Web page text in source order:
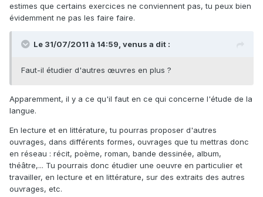
estimes que certains exercices ne conviennent pas, tu peux bien
évidemment ne pas les faire faire.
Le 31/07/2011 à 14:59, venus a dit :
Faut-il étudier d'autres œuvres en plus ?
Apparemment, il y a ce qu'il faut en ce qui concerne l'étude de la
langue.
En lecture et en littérature, tu pourras proposer d'autres
ouvrages, dans différents formes, ouvrages que tu mettras donc
en réseau : récit, poème, roman, bande dessinée, album,
théâtre,... Tu pourrais donc étudier une oeuvre en particulier et
travailler, en lecture et en littérature, sur des extraits des autres
ouvrages, etc.